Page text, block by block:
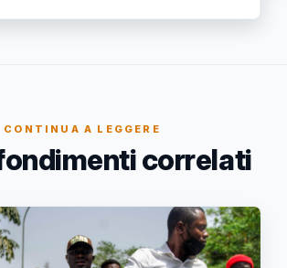
CONTINUA A LEGGERE
correlati